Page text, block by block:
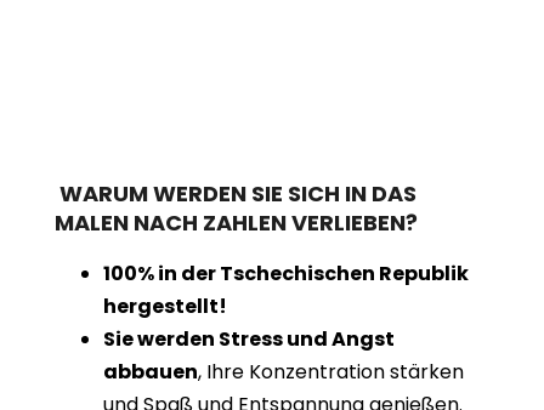
WARUM WERDEN SIE SICH IN DAS
MALEN NACH ZAHLEN VERLIEBEN?
100% in der Tschechischen Republik
hergestellt!
Sie werden Stress und Angst
abbauen, Ihre Konzentration stärken